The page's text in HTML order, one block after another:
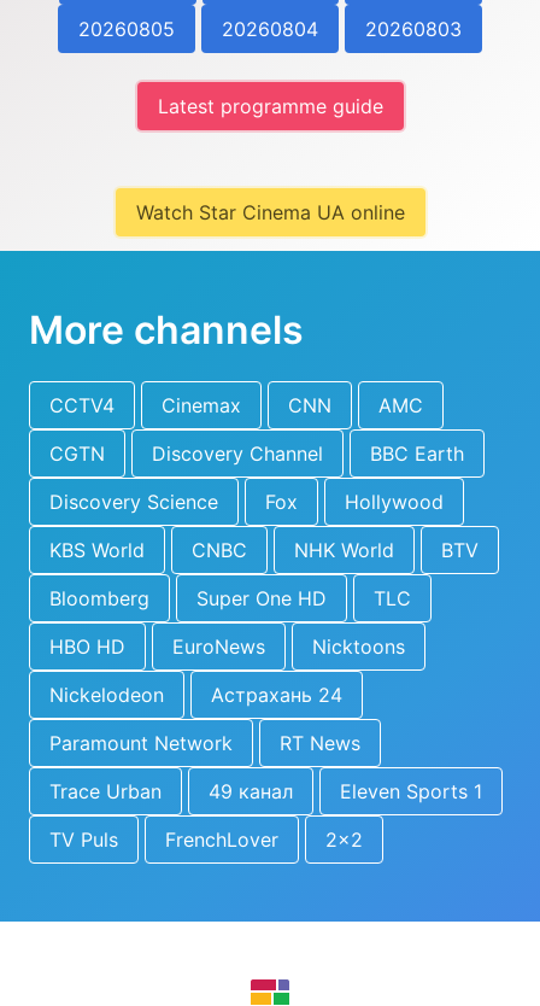
20260805
20260804 20260803
Latest programme guide
Watch Star Cinema UA online
More channels
CCTV4 Cinemax CNN
AMC
CGTN
Discovery Channel
BBC Earth
Discovery Science
Fox
Hollywood
KBS World
CNBC NHK World
BTV
Bloomberg
Super One HD
TLC
HBO HD
EuroNews
Nicktoons
Nickelodeon
Астрахань 24
Paramount Network
RT News
Trace Urban
49 канал
Eleven Sports 1
TV Puls
FrenchLover 2x2